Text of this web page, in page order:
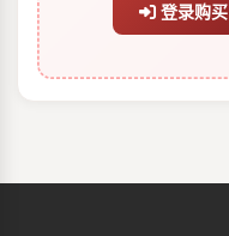
登录购买